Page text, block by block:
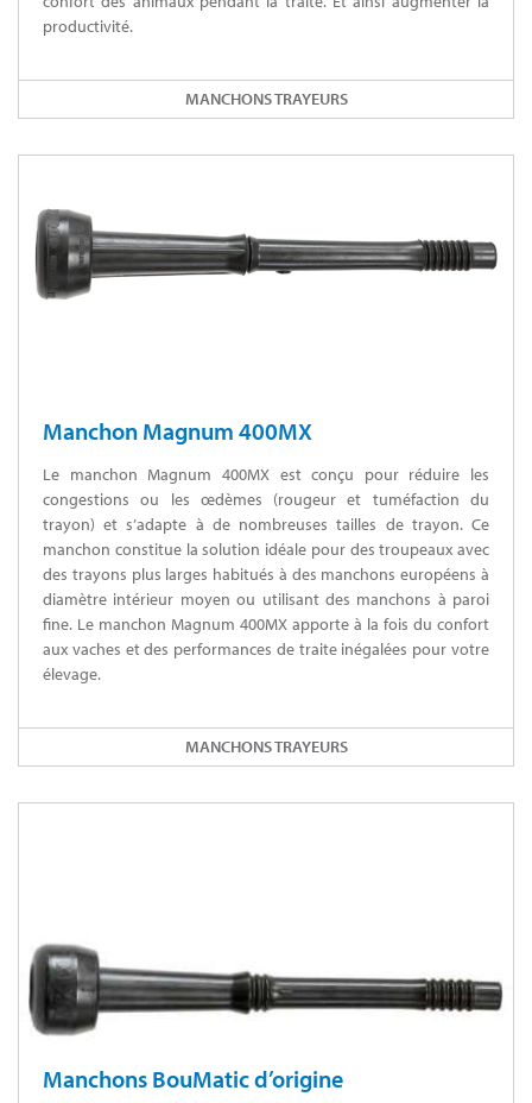
productivité.
MANCHONS TRAYEURS
Manchon Magnum 400MX
Le manchon Magnum 400MX est conçu pour réduire les
congestions ou les œdèmes (rougeur et tuméfaction du
trayon) et s’adapte à de nombreuses tailles de trayon. Ce
manchon constitue la solution idéale pour des troupeaux avec
des trayons plus larges habitués à des manchons européens à
diamètre intérieur moyen ou utilisant des manchons à paroi
fine. Le manchon Magnum 400MX apporte à la fois du confort
aux vaches et des performances de traite inégalées pour votre
élevage.
MANCHONS TRAYEURS
Manchons BouMatic d’origine